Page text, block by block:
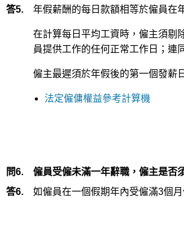
答5.
年假薪酬的每日款額相等於僱員在
在計算每日平均工資時，僱主須剔
員提供工作的任何正常工作日；連
僱主最遲須於年假後的第一個發薪
法定僱傭權益參考計算機
問6.
僱員受僱未滿一年辭職，僱主是否
答6.
如僱員在一個假期年內受僱滿3個